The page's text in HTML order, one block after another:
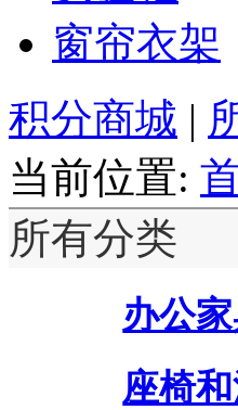
窗帘衣架
积分商城 |
当前位置:
所有分类
办公
座椅